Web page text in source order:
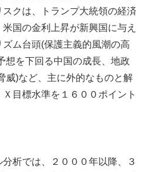
クは、トランプ大統領の経済
国の金利上昇が新興国に与え
ム台頭(保護主義的風潮の高
想を下回る中国の成長、地政
威)など、主に外的なものと解
目標水準を１６００ポイント
析では、２０００年以降、３